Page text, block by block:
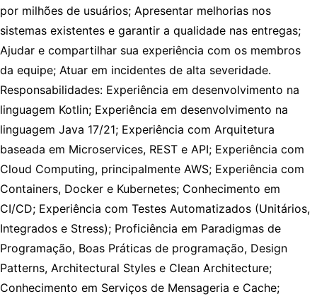
por milhões de usuários; Apresentar melhorias nos
sistemas existentes e garantir a qualidade nas entregas;
Ajudar e compartilhar sua experiência com os membros
da equipe; Atuar em incidentes de alta severidade.
Responsabilidades: Experiência em desenvolvimento na
linguagem Kotlin; Experiência em desenvolvimento na
linguagem Java 17/21; Experiência com Arquitetura
baseada em Microservices, REST e API; Experiência com
Cloud Computing, principalmente AWS; Experiência com
Containers, Docker e Kubernetes; Conhecimento em
CI/CD; Experiência com Testes Automatizados (Unitários,
Integrados e Stress); Proficiência em Paradigmas de
Programação, Boas Práticas de programação, Design
Patterns, Architectural Styles e Clean Architecture;
Conhecimento em Serviços de Mensageria e Cache;